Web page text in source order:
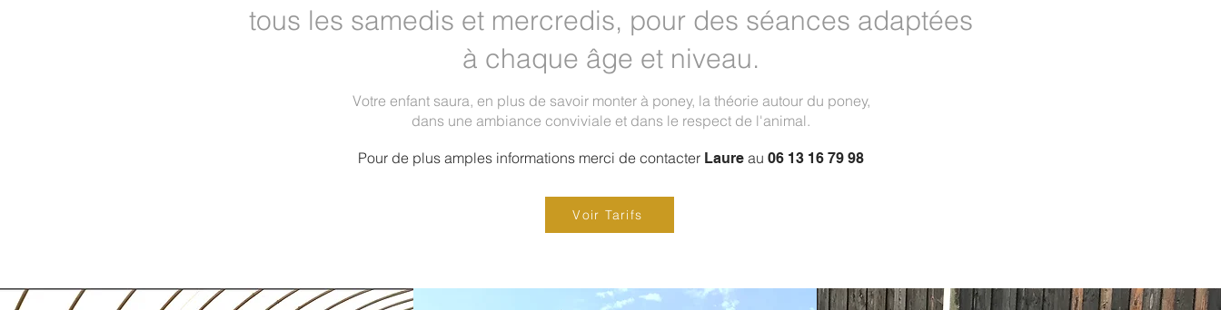
tous les samedis et mercredis, pour des séances adaptées
à chaque âge et niveau.
Votre enfant saura, en plus de savoir monter à poney, la théorie autour du poney,
dans une ambiance conviviale et dans le respect de l'animal.
Pour de plus amples informations merci de contacter Laure au 06 13 16 79 98
Voir Tarifs